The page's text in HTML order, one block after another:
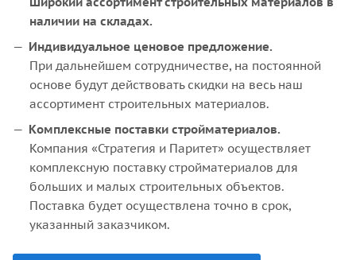
наличии на складах.
Индивидуальное ценовое предложение.
При дальнейшем сотрудничестве, на постоянной
основе будут действовать скидки на весь наш
ассортимент строительных материалов.
Комплексные поставки стройматериалов.
Компания «Стратегия и Паритет» осуществляет
комплексную поставку стройматериалов для
больших и малых строительных объектов.
Поставка будет осуществлена точно в срок,
указанный заказчиком.